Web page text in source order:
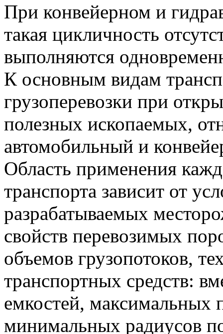
При конвейерном и
такая цикличность
выполняются
К основным видам
грузоперевозки при
полезных ископаемых,
автомобильный и
Область применения
транспорта зависит от
разрабатываемых
свойств перевозимых
объемов грузопотоков,
транспортных средств:
емкостей, максимальных
минимальных радиусов